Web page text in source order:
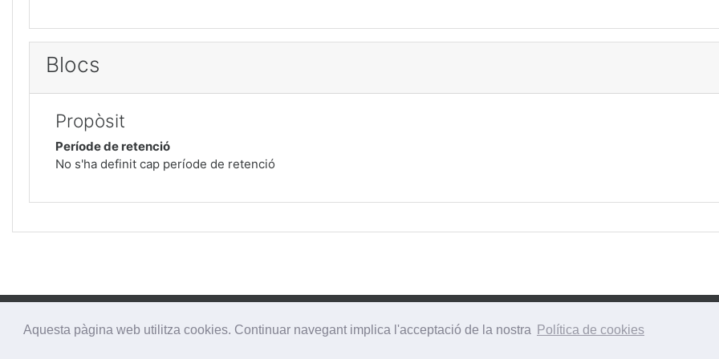
Aquesta pàgina web utilitza cookies. Continuar navegant implica l'acceptació de la nostra Política de cookies
Blocs
Propòsit
Període de retenció
No s'ha definit cap període de retenció
Inici